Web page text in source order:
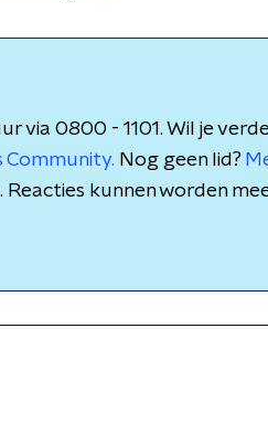
via 0800 - 1101. Wil je
Community. Nog geen lid?
kunnen worden